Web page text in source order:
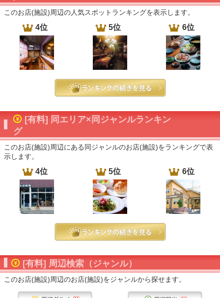
このお店(施設)周辺の人気スポットランキングを表示します。
4位 5位 6位
[有料] 同エリア×同ジャンルランキン
グ
このお店(施設)周辺にある同ジャンルのお店(施設)をランキングで表
示します。
4位 5位 6位
[有料] 周辺検索（ジャンル）
このお店(施設)周辺のお店(施設)をジャンルから探せます。